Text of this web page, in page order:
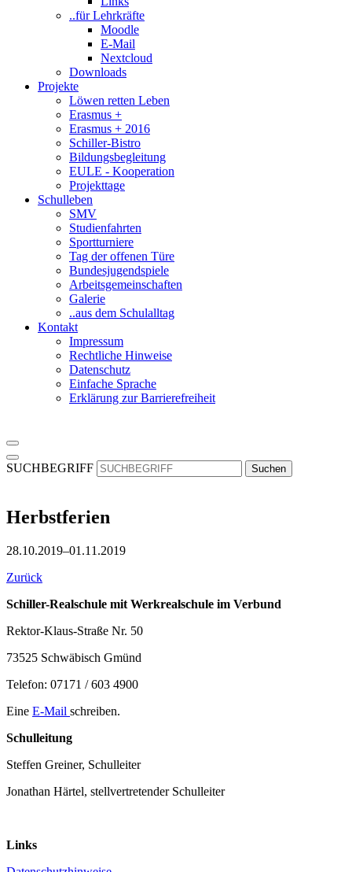
..für Lehrkräfte
Moodle
E-Mail
Nextcloud
Downloads
Projekte
Löwen retten Leben
Erasmus +
Erasmus + 2016
Schiller-Bistro
Bildungsbegleitung
EULE - Kooperation
Projekttage
Schulleben
SMV
Studienfahrten
Sportturniere
Tag der offenen Türe
Bundesjugendspiele
Arbeitsgemeinschaften
Galerie
..aus dem Schulalltag
Kontakt
Impressum
Rechtliche Hinweise
Datenschutz
Einfache Sprache
Erklärung zur Barrierefreiheit
SUCHBEGRIFF Suchen
Herbstferien
28.10.2019–01.11.2019
Zurück
Schiller-Realschule mit Werkrealschule im Verbund
Rektor-Klaus-Straße Nr. 50
73525 Schwäbisch Gmünd
Telefon: 07171 / 603 4900
Eine E-Mail schreiben.
Schulleitung
Steffen Greiner, Schulleiter
Jonathan Härtel, stellvertretender Schulleiter
Links